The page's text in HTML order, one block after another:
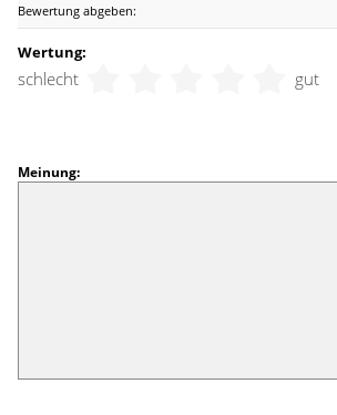
Bewertung abgeben:
Wertung:
schlecht gut
Meinung: